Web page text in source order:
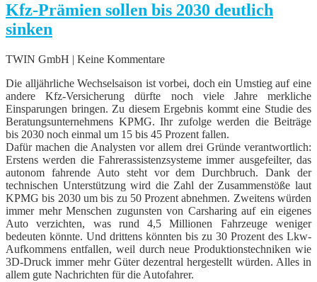
Kfz-Prämien sollen bis 2030 deutlich
sinken
TWIN GmbH | Keine Kommentare
Die alljährliche Wechselsaison ist vorbei, doch ein Umstieg auf eine
andere Kfz-Versicherung dürfte noch viele Jahre merkliche
Einsparungen bringen. Zu diesem Ergebnis kommt eine Studie des
Beratungsunternehmens KPMG. Ihr zufolge werden die Beiträge
bis 2030 noch einmal um 15 bis 45 Prozent fallen.
Dafür machen die Analysten vor allem drei Gründe verantwortlich:
Erstens werden die Fahrerassistenzsysteme immer ausgefeilter, das
autonom fahrende Auto steht vor dem Durchbruch. Dank der
technischen Unterstützung wird die Zahl der Zusammenstöße laut
KPMG bis 2030 um bis zu 50 Prozent abnehmen. Zweitens würden
immer mehr Menschen zugunsten von Carsharing auf ein eigenes
Auto verzichten, was rund 4,5 Millionen Fahrzeuge weniger
bedeuten könnte. Und drittens könnten bis zu 30 Prozent des Lkw-
Aufkommens entfallen, weil durch neue Produktionstechniken wie
3D-Druck immer mehr Güter dezentral hergestellt würden. Alles in
allem gute Nachrichten für die Autofahrer.